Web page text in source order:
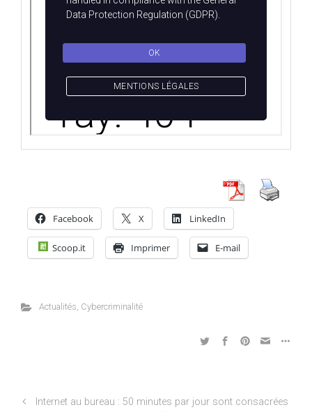
Facebook X LinkedIn
Scoop.it Imprimer E-mail
Actualités, Cybercriminalité
Internet au bureau : 50 minutes par jour sont consacrées